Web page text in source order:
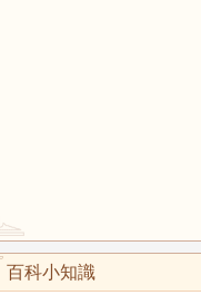
百科小知識